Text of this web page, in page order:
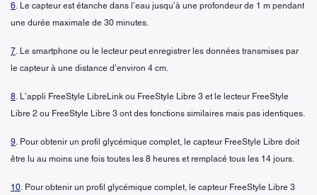
6. Le capteur est étanche dans l’eau jusqu’à une profondeur de 1 m pendant
une durée maximale de 30 minutes.
7. Le smartphone ou le lecteur peut enregistrer les données transmises par
le capteur à une distance d’environ 4 cm.
8. L’appli FreeStyle LibreLink ou FreeStyle Libre 3 et le lecteur FreeStyle
Libre 2 ou FreeStyle Libre 3 ont des fonctions similaires mais pas identiques.
9. Pour obtenir un profil glycémique complet, le capteur FreeStyle Libre doit
être lu au moins une fois toutes les 8 heures et remplacé tous les 14 jours.
10. Pour obtenir un profil glycémique complet, le capteur FreeStyle Libre 3